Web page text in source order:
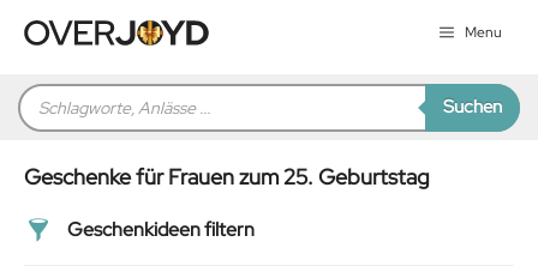
Inhalt
Menu
Products
search Suchen
Geschenke für Frauen zum 25. Geburtstag
Geschenkideen filtern